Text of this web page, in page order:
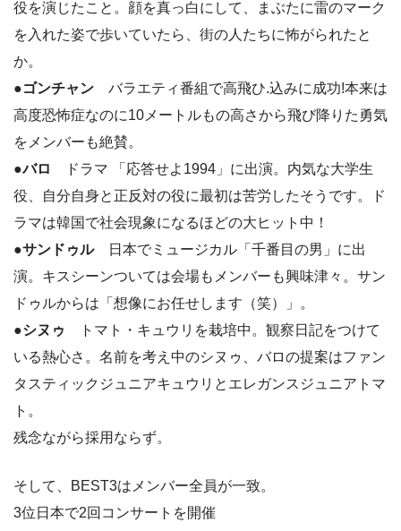
役を演じたこと。顔を真っ白にして、まぶたに雷のマーク
を入れた姿で歩いていたら、街の人たちに怖がられたと
か。
●ゴンチャン バラエティ番組で高飛ひ.込みに成功!本来は
高度恐怖症なのに10メートルもの高さから飛び降りた勇気
をメンバーも絶賛。
●バロ
ドラマ 「応答せよ1994」に出演。内気な大学生
役、自分自身と正反対の役に最初は苦労したそうです。ド
ラマは韓国で社会現象になるほどの大ヒット中！
●サンドゥル日本でミュージカル「千番目の男」に出
演。キスシーンついては会場もメンバーも興味津々。サン
ドゥルからは「想像にお任せします（笑）」。
●シヌゥ
トマト・キュウリを栽培中。観察日記をつけて
いる熱心さ。名前を考え中のシヌゥ、バロの提案はファン
タスティックジュニアキュウリとエレガンスジュニアトマ
ト。
残念ながら採用ならず。
そして、BEST3はメンバー全員が一致。
3位日本で2回コンサートを開催